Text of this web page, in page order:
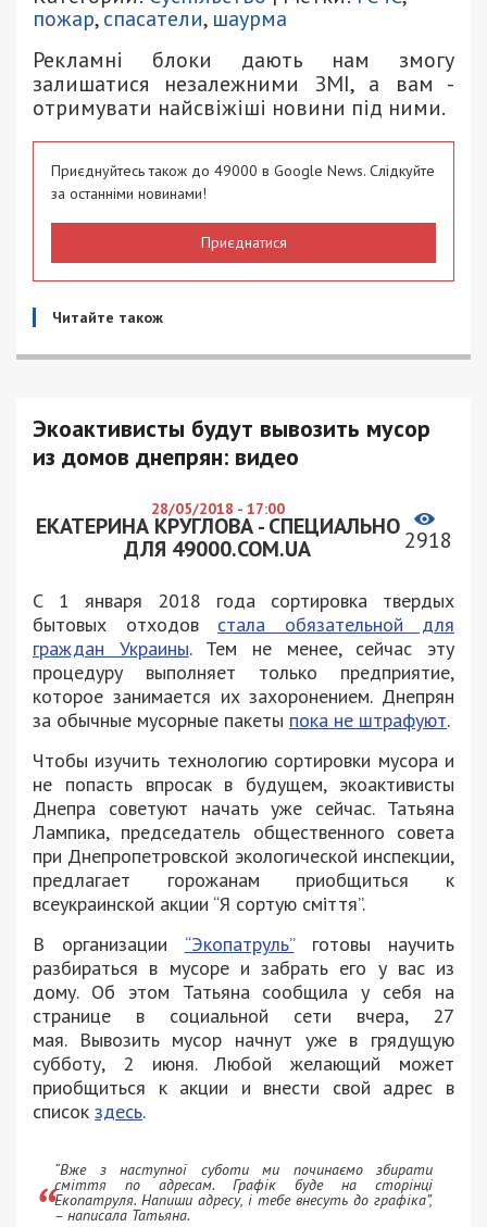
пожар,спасатели, шаурма
Рекламні блоки дають нам змогу
залишатися незалежними ЗМІ, а вам -
отримувати найсвіжіші новини під ними.
Приєднуйтесь також до 49000 в Google News. Слідкуйте
за останніми новинами!
Приєднатися
Читайте також
Экоактивисты будут вывозить мусор
из домов днепрян: видео
28/05/2018 - 17:00
ЕКАТЕРИНА КРУГЛОВА - СПЕЦИАЛЬНО
ДЛЯ 49000.COM.UA
2918
С 1 января 2018 года сортировка твердых
бытовых отходов стала обязательной для
граждан Украины. Тем не менее, сейчас эту
процедуру выполняет только предприятие,
которое занимается их захоронением. Днепрян
за обычные мусорные пакеты пока не штрафуют.
Чтобы изучить технологию сортировки мусора и
не попасть впросак в будущем, экоактивисты
Днепра советуют начать уже сейчас. Татьяна
Лампика, председатель общественного совета
при Днепропетровской экологической инспекции,
предлагает горожанам приобщиться к
всеукраинской акции “Я сортую сміття”.
В организации “Экопатруль”готовы научить
разбираться в мусоре и забрать его у вас из
дому. Об этом Татьяна сообщила у себя на
странице в социальной сети вчера, 27
мая. Вывозить мусор начнут уже в грядущую
субботу, 2 июня. Любой желающий может
приобщиться к акции и внести свой адрес в
список здесь.
“Вже з наступної суботи ми починаємо збирати
сміття по адресам. Графік буде на сторінці
Екопатруля. Напиши адресу, і тебе внесуть до графіка”,
– написала Татьяна.